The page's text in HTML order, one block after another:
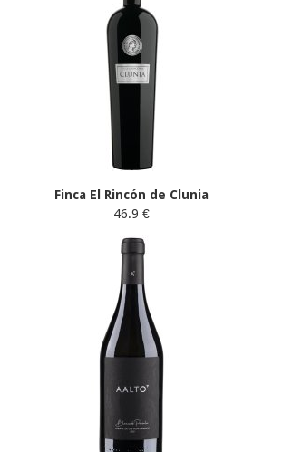
Finca El Rincón de Clunia
46.9 €